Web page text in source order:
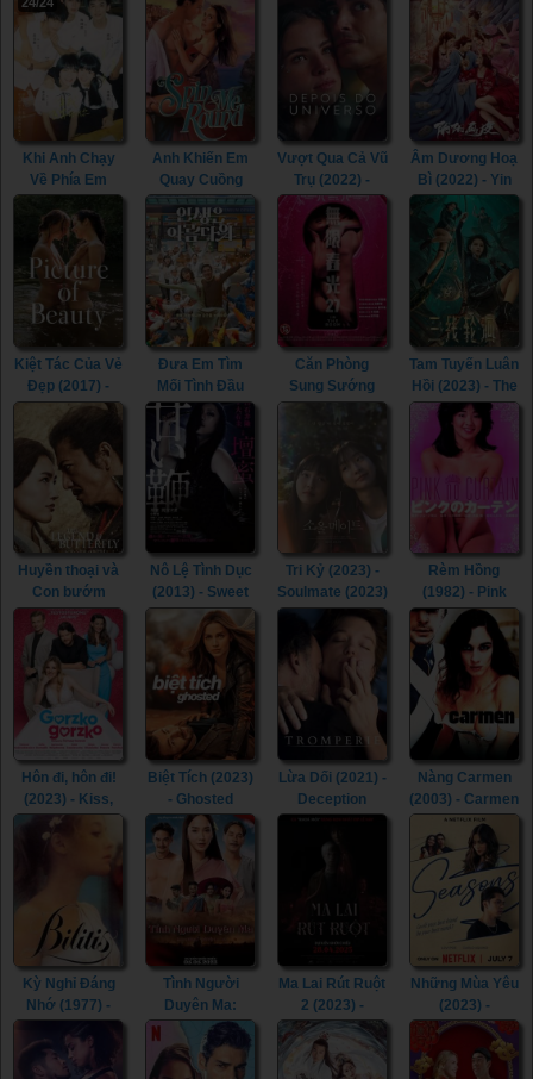
Khi Anh Chạy
Về Phía Em
Fly Towards You
(2023)
Anh Khiến Em
Quay Cuồng
(2022) - Spin Me
Round (2022)
Vượt Qua Cả Vũ
Trụ (2022) -
Beyond the
Universe (2022)
Âm Dương Hoạ
Bì (2022) - Yin
Yang Painted
Skin (2022)
Kiệt Tác Của Vẻ
Đẹp (2017) -
Picture of
Beauty (2017)
Đưa Em Tìm
Mối Tình Đầu
(2022) - Life Is
Beautiful (2022)
Căn Phòng
Sung Sướng
Tam Tuyến Luân
Hồi (2023) - The
River (2023)
Huyền thoại và
Con bướm
(2023) - The
Legend &
Butterfly (2023)
Nô Lệ Tình Dục
(2013) - Sweet
Whip (2013)
Tri Kỷ (2023) -
Soulmate (2023)
Rèm Hồng
(1982) - Pink
Curtain (1982)
Hôn đi, hôn đi!
(2023) - Kiss,
Kiss! (2023)
Biệt Tích (2023)
- Ghosted
(2023)
Lừa Dối (2021) -
Deception
Nàng Carmen
(2003) - Carmen
(2003)
Kỳ Nghỉ Đáng
Nhớ (1977) -
Tình Người
Duyên Ma:
Ngoại Truyện
(2023) - Tid Noi:
More Than True
Ma Lai Rút Ruột
2 (2023) -
Inhuman Kiss 2
(2023)
Những Mùa Yêu
(2023) -
Seasons (2023)